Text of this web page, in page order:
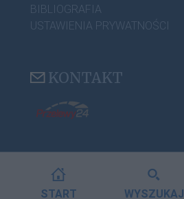
BIBLIOGRAFIA
USTAWIENIA PRYWATNOŚCI
KONTAKT
START WYSZUKAJ